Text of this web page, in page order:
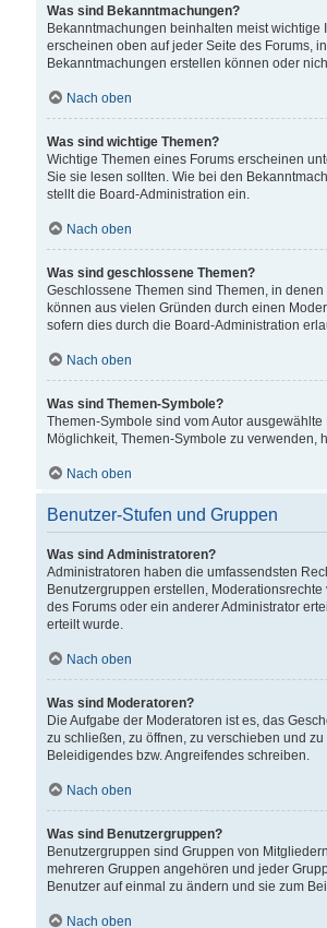
Was sind Bekanntmachungen?
Bekanntmachungen beinhalten meist
erscheinen oben auf jeder Seite des Forums,
Bekanntmachungen erstellen können oder
Nach oben
Was sind wichtige Themen?
Wichtige Themen eines Forums erscheinen
Sie sie lesen sollten. Wie bei den
stellt die Board-Administration ein.
Nach oben
Was sind geschlossene Themen?
Geschlossene Themen sind Themen, in
können aus vielen Gründen durch einen
sofern dies durch die Board-Administration
Nach oben
Was sind Themen-Symbole?
Themen-Symbole sind vom Autor
Möglichkeit, Themen-Symbole zu verwenden,
Nach oben
Benutzer-Stufen und Gruppen
Was sind Administratoren?
Administratoren haben die umfassendsten
Benutzergruppen erstellen,
des Forums oder ein anderer Administrator
erteilt wurde.
Nach oben
Was sind Moderatoren?
Die Aufgabe der Moderatoren ist es, das
zu schließen, zu öffnen, zu verschieben und
Beleidigendes bzw. Angreifendes schreiben.
Nach oben
Was sind Benutzergruppen?
Benutzergruppen sind Gruppen von
mehreren Gruppen angehören und jeder
Benutzer auf einmal zu ändern und sie zum
Nach oben